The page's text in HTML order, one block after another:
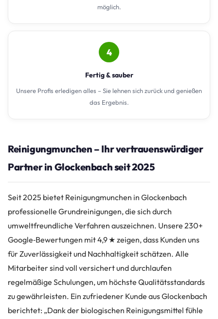
möglich.
4
Fertig & sauber
Unsere Profis erledigen alles – Sie lehnen sich zurück und genießen
das Ergebnis.
Reinigungmunchen – Ihr vertrauenswürdiger
Partner in Glockenbach seit 2025
Seit 2025 bietet Reinigungmunchen in Glockenbach
professionelle Grundreinigungen, die sich durch
umweltfreundliche Verfahren auszeichnen. Unsere 230+
Google‑Bewertungen mit 4,9 ★ zeigen, dass Kunden uns
für Zuverlässigkeit und Nachhaltigkeit schätzen. Alle
Mitarbeiter sind voll versichert und durchlaufen
regelmäßige Schulungen, um höchste Qualitätsstandards
zu gewährleisten. Ein zufriedener Kunde aus Glockenbach
berichtet: „Dank der biologischen Reinigungsmittel fühle